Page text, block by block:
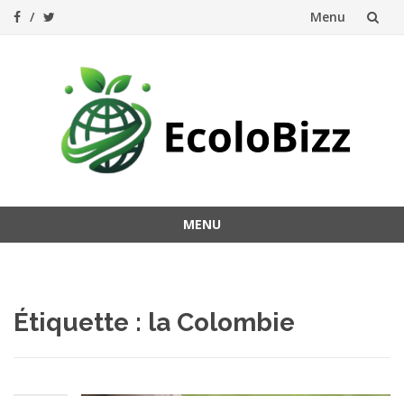
Menu
MENU
Étiquette : la Colombie